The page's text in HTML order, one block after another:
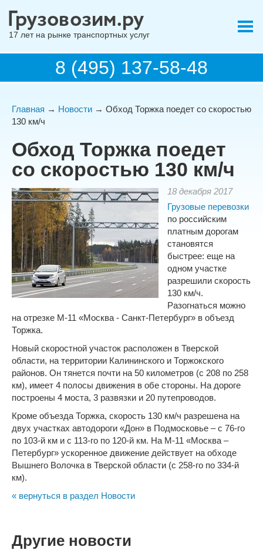
17 лет на рынке транспортных услуг
8 (495) 137-58-48
Главная → Новости → Обход Торжка поедет со скоростью
130 км/ч
Обход Торжка поедет
со скоростью 130 км/ч
18 декабря 2017
Грузовые перевозки
по российским
платным дорогам
становятся
быстрее: еще на
одном участке
разрешили скорость
130 км/ч.
Разогнаться можно
на отрезке М-11 «Москва - Санкт-Петербург» в объезд
Торжка.
Новый скоростной участок расположен в Тверской
области, на территории Калининского и Торжокского
районов. Он тянется почти на 50 километров (с 208 по 258
км), имеет 4 полосы движения в обе стороны. На дороге
построены 4 моста, 3 развязки и 20 путепроводов.
Кроме объезда Торжка, скорость 130 км/ч разрешена на
двух участках автодороги «Дон» в Подмосковье – с 76-го
по 103-й км и с 113-го по 120-й км. На М-11 «Москва –
Петербург» ускоренное движение действует на обходе
Вышнего Волочка в Тверской области (с 258-го по 334-й
км).
« вернуться в раздел Новости
Другие новости